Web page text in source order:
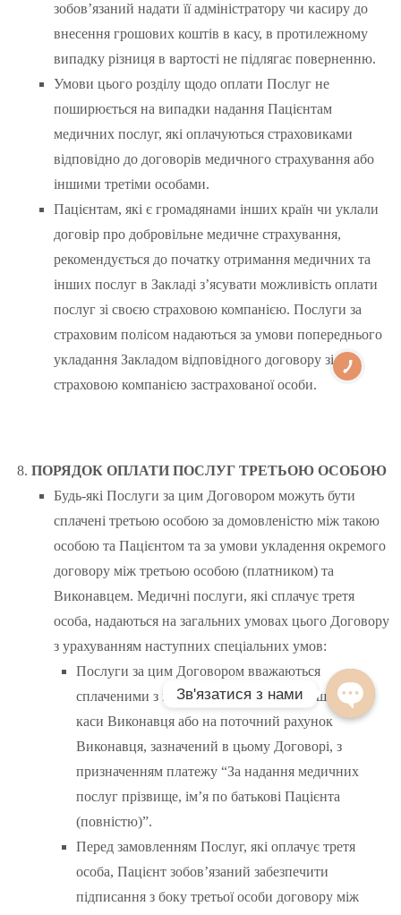
зобов’язаний надати її адміністратору чи касиру до
внесення грошових коштів в касу, в протилежному
випадку різниця в вартості не підлягає поверненню.
Умови цього розділу щодо оплати Послуг не
поширюється на випадки надання Пацієнтам
медичних послуг, які оплачуються страховиками
відповідно до договорів медичного страхування або
іншими третіми особами.
Пацієнтам, які є громадянами інших країн чи уклали
договір про добровільне медичне страхування,
рекомендується до початку отримання медичних та
інших послуг в Закладі з’ясувати можливість оплати
послуг зі своєю страховою компанією. Послуги за
страховим полісом надаються за умови попереднього
укладання Закладом відповідного договору зі
страховою компанією застрахованої особи.
ПОРЯДОК ОПЛАТИ ПОСЛУГ ТРЕТЬОЮ ОСОБОЮ
Будь-які Послуги за цим Договором можуть бути
сплачені третьою особою за домовленістю між такою
особою та Пацієнтом та за умови укладення окремого
договору між третьою особою (платником) та
Виконавцем. Медичні послуги, які сплачує третя
особа, надаються на загальних умовах цього Договору
з урахуванням наступних спеціальних умов:
Послуги за цим Договором вважаються
сплаченими з моменту надходження коштів до
каси Виконавця або на поточний рахунок
Виконавця, зазначений в цьому Договорі, з
призначенням платежу “За надання медичних
послуг прізвище, ім’я по батькові Пацієнта
(повністю)”.
Перед замовленням Послуг, які оплачує третя
особа, Пацієнт зобов’язаний забезпечити
підписання з боку третьої особи договору між